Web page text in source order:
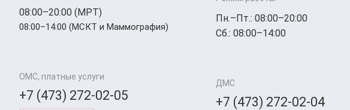
08:00–20:00 (МРТ)
08:00–14:00 (МСКТ и Маммография)
ОМС, платные услуги
+7 (473) 272-02-05
Пн.–Пт.: 08:00–20:00
Сб.: 08:00–14:00
ДМС
+7 (473) 272-02-04